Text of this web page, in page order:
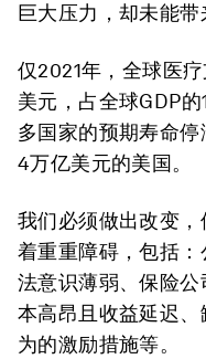
巨大压力，却未能带
仅2021年，全球医
美元，占全球GDP
多国家的预期寿命
4万亿美元的美国。
我们必须做出改变
着重重障碍，包括
法意识薄弱、保险
本高昂且收益延迟
为的激励措施等。